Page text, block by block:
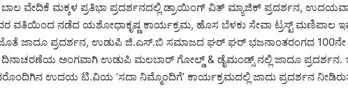
ಬಾಲ ವೇದಿಕೆ ಮಕ್ಕಳ ಪ್ರತಿಭಾ ಪ್ರದರ್ಶನದಲ್ಲಿ ಡ್ರಾಯಿಂಗ್ ವಿತ್ ಮ್ಯಾಜಿಕ್ ಪ್ರದರ್ಶನ,
ವತಿಯಿಂದ ನಡೆದ ಯಶೋಧಾಕೃಷ್ಣ ಕಾರ್ಯಕ್ರಮ, ಹೊಸ ಬೆಳಕು ಸೇವಾ ಟ್ರಸ್ಟ್ ಮಣಿಪಾಲ
ಜಾದೂ ಪ್ರದರ್ಶನ, ಉಡುಪಿ ಜಿ.ಎಸ್.ಬಿ ಸಮಾಜದ ಘರ್ ಘರ್ ಭಜನಾಂತರಂಗದ 100ನೇ
ದಿನಾಚರಣೆಯ ಅಂಗವಾಗಿ ಉಡುಪಿ ಮಲಬಾರ್ ಗೋಲ್ಡ್ & ಡೈಮಂಡ್ಸ್ ನಲ್ಲಿ ಜಾದೂ ಪ್ರದರ್ಶನ.
ಉದಯ ಟಿ.ವಿಯ ‘ಸದಾ ನಿಮ್ಮೊಂದಿಗೆ’ ಕಾರ್ಯಕ್ರಮದಲ್ಲಿ ಜಾದು ಪ್ರದರ್ಶನ